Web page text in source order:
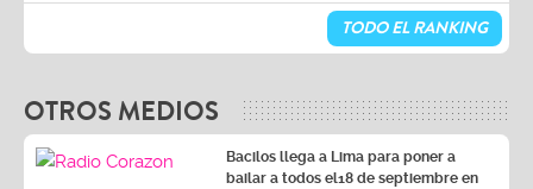
TODO EL RANKING
OTROS MEDIOS
Bacilos llega a Lima para poner a
bailar a todos el18 de septiembre en